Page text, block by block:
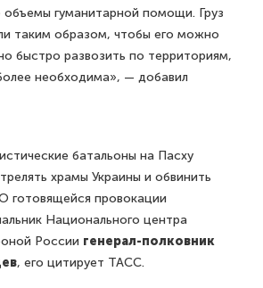
объемы гуманитарной помощи. Груз
таким образом, чтобы его можно
быстро развозить по территориям,
необходима», — добавил
батальоны на Пасху
храмы Украины и обвинить
готовящейся провокации
Национального центра
России генерал-полковник
, его цитирует ТАСС.